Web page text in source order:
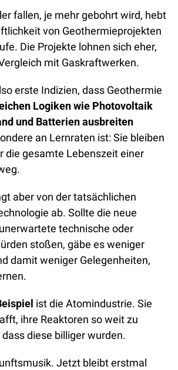
fallen, je mehr gebohrt wird, hebt
von Geothermieprojekten
Die Projekte lohnen sich eher,
mit Gaskraftwerken.
erste Indizien, dass Geothermie
Logiken wie Photovoltaik
und Batterien ausbreiten
an Lernraten ist: Sie bleiben
die gesamte Lebenszeit einer
aber von der tatsächlichen
ab. Sollte die neue
technische oder
stoßen, gäbe es weniger
damit weniger Gelegenheiten,
ist die Atomindustrie. Sie
ihre Reaktoren so weit zu
diese billiger wurden.
Jetzt bleibt erstmal